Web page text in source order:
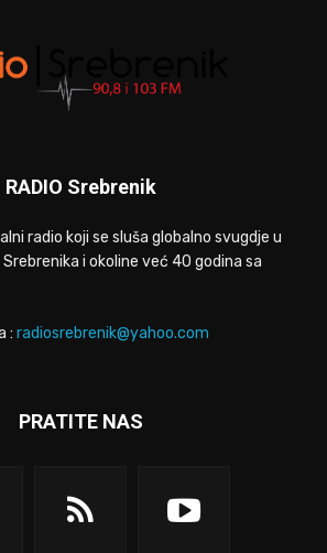
RADIO Srebrenik
radio koji se sluša globalno svugdje u
i okoline već 40 godina sa
: radiosrebrenik@yahoo.com
PRATITE NAS